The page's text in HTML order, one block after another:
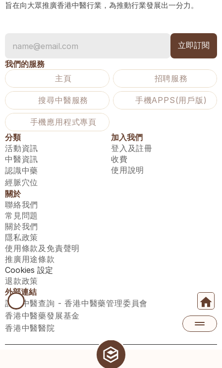
旨在向大眾推廣香港中醫行業，為推動行業發展出一分力。
我們的服務
主頁
招聘服務
搜尋中醫服務 手機APPS(用戶版)
手機應用程式專頁
分類
活動資訊
中醫資訊
認識中藥
經脈穴位
加入我們
登入及註冊
收費
使用說明
關於
聯絡我們
常見問題
關於我們
隱私政策
使用條款及免責聲明
推廣用途條款
Cookies 設定
退款政策
外部連結
註冊中醫查詢 - 香港中醫藥管理委員會
香港中醫藥發展基金
香港中醫醫院
醫師匯有限公司 ECWAY LIMITED Copyright 2026© All rights